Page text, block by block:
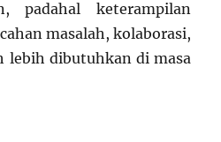
padahal keterampilan
masalah, kolaborasi,
lebih dibutuhkan di masa